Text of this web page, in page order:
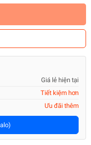
Giá lẻ hiện tại
Tiết kiệm hơn
Ưu đãi thêm